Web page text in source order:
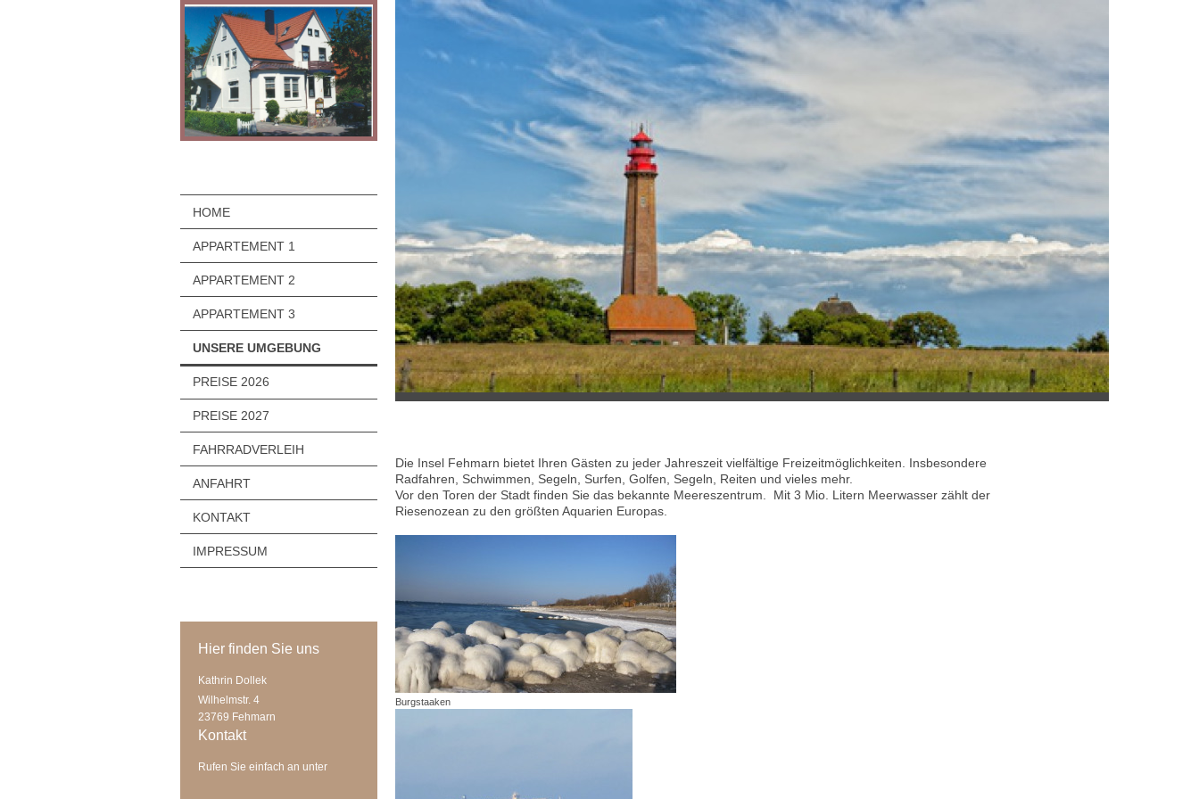
HOME
APPARTEMENT 1
APPARTEMENT 2
APPARTEMENT 3
UNSERE UMGEBUNG
PREISE 2026
PREISE 2027
FAHRRADVERLEIH
ANFAHRT
KONTAKT
IMPRESSUM
Hier finden Sie uns
Kathrin Dollek
Wilhelmstr. 4
23769 Fehmarn
Kontakt
Rufen Sie einfach an unter
Die Insel Fehmarn bietet Ihren Gästen zu jeder Jahreszeit vielfältige Freizeitmöglichkeiten. Insbesondere
Radfahren, Schwimmen, Segeln, Surfen, Golfen, Segeln, Reiten und vieles mehr.
Vor den Toren der Stadt finden Sie das bekannte Meereszentrum. Mit 3 Mio. Litern Meerwasser zählt der
Riesenozean zu den größten Aquarien Europas.
Burgstaaken